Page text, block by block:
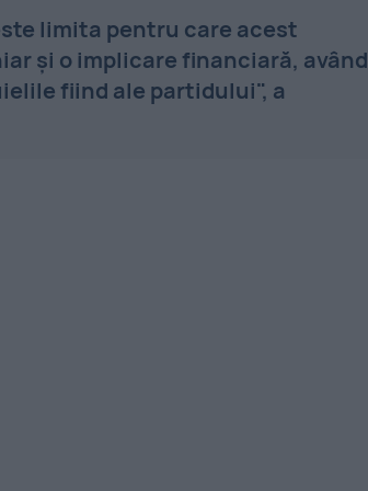
limita pentru care acest
şi o implicare financiară, având
fiind ale partidului", a